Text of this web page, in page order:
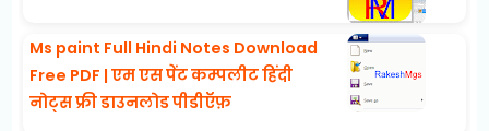
Ms paint Full Hindi Notes Download
Free PDF | एम एस पेंट कम्पलीट हिंदी
नोट्स फ्री डाउनलोड पीडीऍफ़